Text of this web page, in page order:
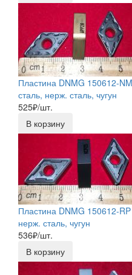
Пластина DNMG 150612-
сталь, нерж. сталь, чугун
525₽/шт.
В корзину
Пластина DNMG 150612-
нерж. сталь, чугун
536₽/шт.
В корзину